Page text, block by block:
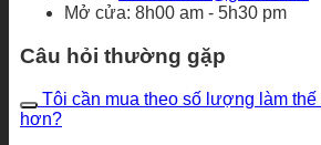
Mở cửa: 8h00 am - 5h30 pm
Câu hỏi thường gặp
Tôi cần mua theo số lượng làm thế
hơn?